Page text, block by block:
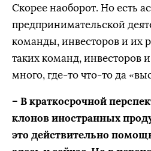
Скорее наоборот. Но есть
предпринимательской
команды, инвесторов и их
таких команд, инвесторов
много, где-то что-то да
– В краткосрочной
клонов иностранных
это действительно